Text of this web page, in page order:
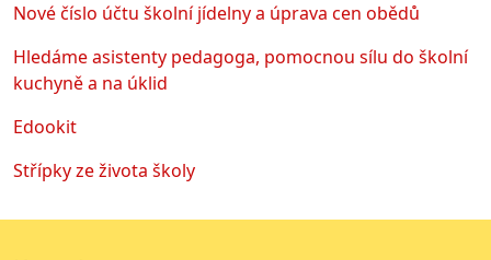
Nové číslo účtu školní jídelny a úprava cen obědů
Hledáme asistenty pedagoga, pomocnou sílu do školní
kuchyně a na úklid
Edookit
Střípky ze života školy